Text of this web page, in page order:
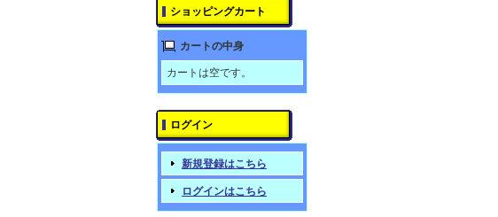
ショッピングカート
カートの中身
カートは空です。
ログイン
新規登録はこちら
ログインはこちら